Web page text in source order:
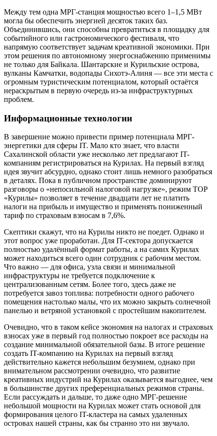
Между тем одна МРГ-станция мощностью всего 1–1,5 МВт
могла бы обеспечить энергией десяток таких баз.
Объединившись, они способны превратиться в площадку для
событийного или гастрономического фестиваля, что
напрямую соответствует задачам креативной экономики. При
этом решения по автономному энергоснабжению применимы
не только для Байкала. Шантарские и Курильские острова,
вулканы Камчатки, водопады Сихотэ-Алиня — все эти места с
огромным туристическим потенциалом, который остаётся
нераскрытым в первую очередь из-за инфраструктурных
проблем.
Информационные технологии
В завершение можно привести пример потенциала МРГ-
энергетики для сферы IT. Мало кто знает, что власти
Сахалинской области уже несколько лет предлагают IT-
компаниям регистрироваться на Курилах. На первый взгляд
идея звучит абсурдно, однако стоит лишь немного разобраться
в деталях. Пока в публичном пространстве доминируют
разговоры о «непосильной налоговой нагрузке», режим ТОР
«Курилы» позволяет в течение двадцати лет не платить
налоги на прибыль и имущество и применять пониженный
тариф по страховым взносам в 7,6%.
Скептики скажут, что на Курилы никто не поедет. Однако и
этот вопрос уже проработан. Для IT-сектора допускается
полностью удалённый формат работы, а на самих Курилах
может находиться всего один сотрудник с рабочим местом.
Что важно — для офиса, узла связи и минимальной
инфраструктуры не требуется подключение к
централизованным сетям. Более того, здесь даже не
потребуется завоз топлива: потребности одного рабочего
помещения настолько малы, что их можно закрыть солнечной
панелью и ветряной установкой с простейшим накопителем.
Очевидно, что в таком кейсе экономия на налогах и страховых
взносах уже в первый год полностью покроет все расходы на
создание минимальной обязательной базы. В итоге решение
создать IT-компанию на Курилах на первый взгляд
действительно кажется небольшим безумием, однако при
внимательном рассмотрении очевидно, что развитие
креативных индустрий на Курилах оказывается выгоднее, чем
в большинстве других преференциальных режимов страны.
Если рассуждать и дальше, то даже одно МРГ-решение
небольшой мощности на Курилах может стать основой для
формирования целого IT-кластера на самых удаленных
островах нашей страны, как бы странно это ни звучало.